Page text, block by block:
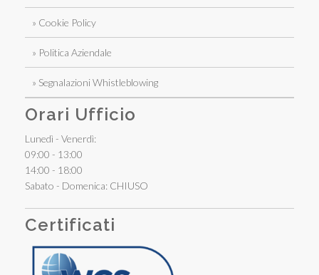
» Cookie Policy
» Politica Aziendale
» Segnalazioni Whistleblowing
Orari Ufficio
Lunedì - Venerdì:
09:00 - 13:00
14:00 - 18:00
Sabato - Domenica: CHIUSO
Certificati